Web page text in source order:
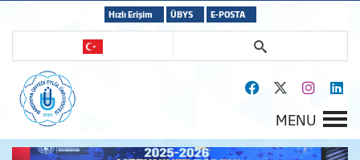
Hızlı Erişim ÜBYS E-POSTA
MENU